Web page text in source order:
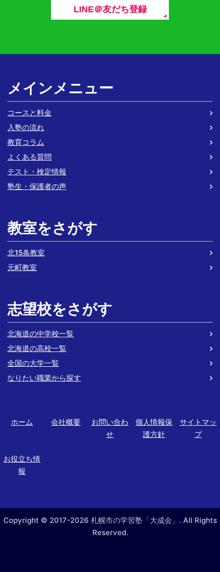
LINE＠友だち登録
メインメニュー
コースと料金
入塾の流れ
教育コラム
よくある質問
テスト・検定情報
塾生・保護者の声
教室をさがす
北15条教室
元町教室
志望校をさがす
北海道の中学校一覧
北海道の高校一覧
全国の大学一覧
なりたい職業から探す
ホーム 会社概要
お問い合わ
せ
個人情報保
護方針
サイトマッ
プ
お役立ち情
報
Copyright © 2017-2026 札幌市の学習塾「大成会」. All Rights
Reserved.